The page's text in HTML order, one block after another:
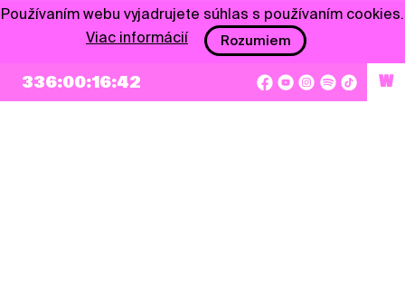
336:00:16:42 W
Používaním webu vyjadrujete súhlas s používaním cookies.
Viac informácií
Rozumiem